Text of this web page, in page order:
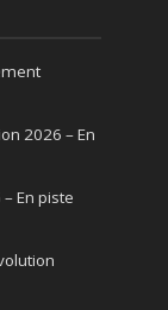
2026 – En
En piste